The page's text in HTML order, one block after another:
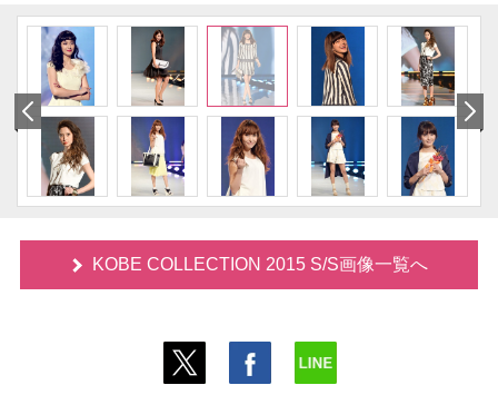
KOBE COLLECTION 2015 S/S画像一覧へ